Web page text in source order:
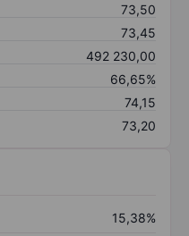
73,50
73,45
492 230,00
66,65%
74,15
73,20
15,38%